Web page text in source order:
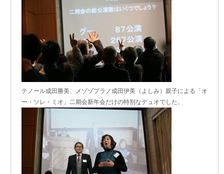
テノール成田勝美、メゾゾプラノ成田伊美（よしみ）親子による「オ
ー・ソレ・ミオ」二期会新年会だけの特別なデュオでした。